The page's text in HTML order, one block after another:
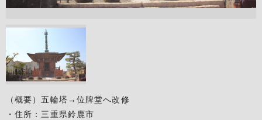
（概要）五輪塔→位牌堂へ改修
・住所：三重県鈴鹿市